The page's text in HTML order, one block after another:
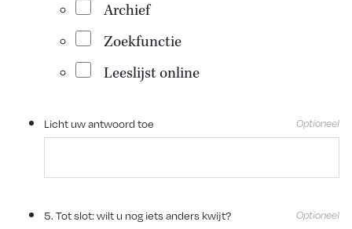
Archief
Zoekfunctie
Leeslijst online
Licht uw antwoord toe
5. Tot slot: wilt u nog iets anders kwijt?